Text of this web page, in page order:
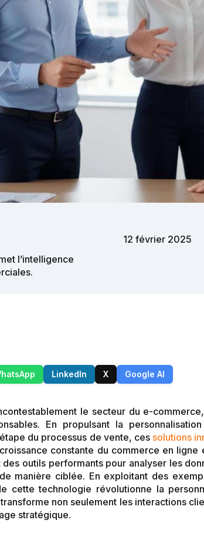
l’intelligence
12 février 2025
LinkedIn X Google AI
le secteur du e-
En propulsant la
du processus de vente, ces solutions
constante du commerce en
outils performants pour analyser les
manière ciblée. En exploitant des
cette technologie révolutionne la
non seulement les interactions
stratégique.